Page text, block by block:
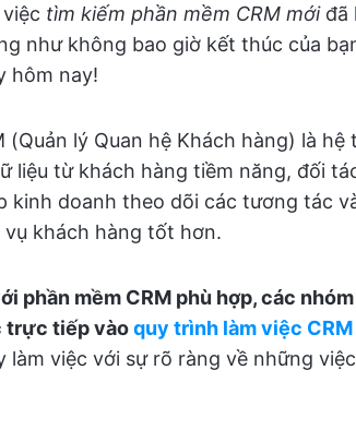
tìm kiếm phần mềm CRM mớiđã
như không bao giờ kết thúc của
hôm nay!
(Quản lý Quan hệ Khách hàng) là
liệu từ khách hàng tiềm năng, đối
kinh doanh theo dõi các tương tác
vụ khách hàng tốt hơn.
phần mềm CRM phù hợp, các
trực tiếp vàoquy trình làm việc CRM
làm việc với sự rõ ràng về những